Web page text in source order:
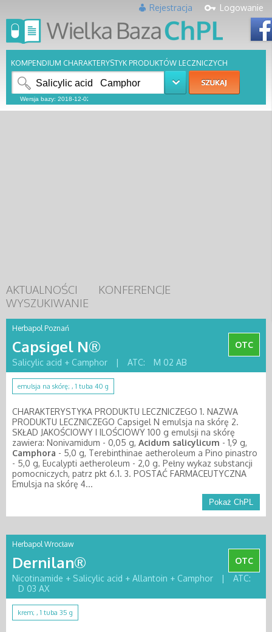
Logowanie
Rejestracja
KOMPENDIUM CHARAKTERYSTYK PRODUKTÓW LECZNICZYCH
AKTUALNOŚCI
KONFERENCJE
WYSZUKIWANIE
Herbapol Poznań
Capsigel N®
OTC
Salicylic acid + Camphor
| ATC: M 02 AB
emulsja na skórę; , 1 tuba 40 g
CHARAKTERYSTYKA PRODUKTU LECZNICZEGO 1. NAZWA
PRODUKTU LECZNICZEGO Capsigel N emulsja na skórę 2.
SKŁAD JAKOŚCIOWY I ILOŚCIOWY 100 g emulsji na skórę
zawiera: Nonivamidum - 0,05 g, Acidum salicylicum - 1,9 g,
Camphora - 5,0 g, Terebinthinae aetheroleum a Pino pinastro
- 5,0 g, Eucalypti aetheroleum - 2,0 g. Pełny wykaz substancji
pomocniczych, patrz pkt 6.1. 3. POSTAĆ FARMACEUTYCZNA
Emulsja na skórę 4...
Pokaż ChPL
Herbapol Wrocław
Dernilan®
OTC
Nicotinamide + Salicylic acid + Allantoin + Camphor
|
ATC:
D 03 AX
krem; , 1 tuba 35 g